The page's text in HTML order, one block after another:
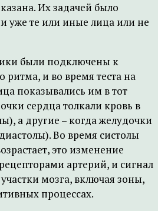
Их задачей было
уже те или иные лица или не
были подключены к
ритма, и во время теста на
показывались им в тот
сердца толкали кровь в
а другие – когда желудочки
Во время систолы
это изменение
артерий, и сигнал
мозга, включая зоны,
процессах.